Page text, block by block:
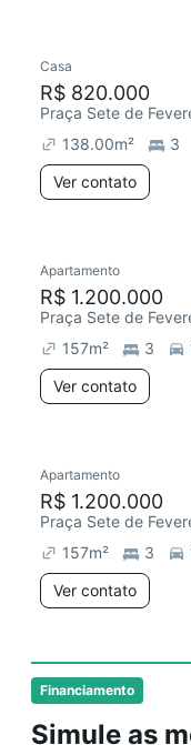
Financiamento
Simule as
Casa
R$ 820.000
Praça Sete de
138.00m² 3
Ver contato
Apartamento
R$ 1.200.000
Praça Sete de
157m² 3
Ver contato
Apartamento
R$ 1.200.000
Praça Sete de
157m² 3
Ver contato